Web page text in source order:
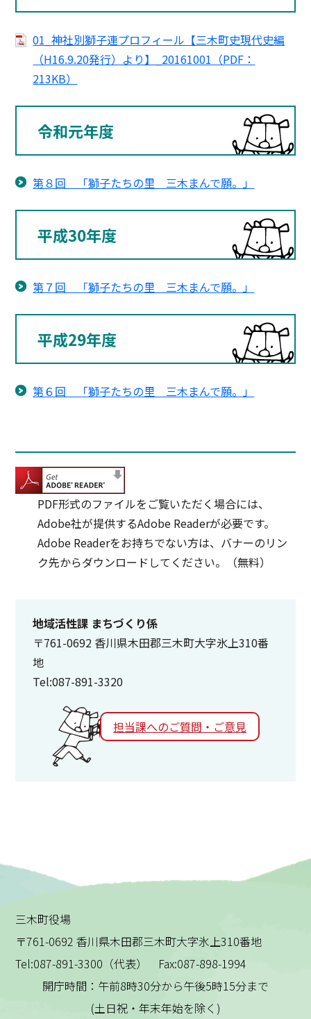
01_神社別獅子連プロフィール【三木町史現代史編
（H16.9.20発行）より】_20161001（PDF：
213KB）
令和元年度
第８回 「獅子たちの里 三木まんで願。」
平成30年度
第７回 「獅子たちの里 三木まんで願。」
平成29年度
第６回 「獅子たちの里 三木まんで願。」
PDF形式のファイルをご覧いただく場合には、
Adobe社が提供するAdobe Readerが必要です。
Adobe Readerをお持ちでない方は、バナーのリン
ク先からダウンロードしてください。（無料）
地域活性課 まちづくり係
〒761-0692 香川県木田郡三木町大字氷上310番
地
Tel:087-891-3320
担当課へのご質問・ご意見
三木町役場
〒761-0692 香川県木田郡三木町大字氷上310番地
Tel:087-891-3300（代表） Fax:087-898-1994
開庁時間：午前8時30分から午後5時15分まで
(土日祝・年末年始を除く)